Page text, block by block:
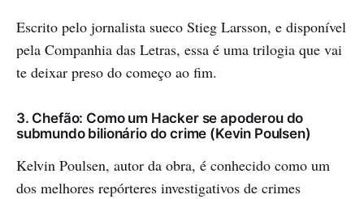
Escrito pelo jornalista sueco Stieg Larsson, e disponível
pela Companhia das Letras, essa é uma trilogia que vai
te deixar preso do começo ao fim.
3. Chefão: Como um Hacker se apoderou do
submundo bilionário do crime (Kevin Poulsen)
Kelvin Poulsen, autor da obra, é conhecido como um
dos melhores repórteres investigativos de crimes